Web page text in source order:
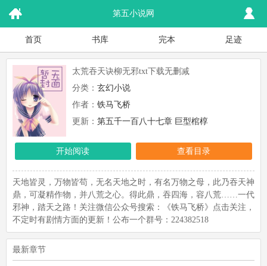
第五小说网
首页 书库 完本 足迹
太荒吞天诀柳无邪txt下载无删减
分类： 玄幻小说
作者： 铁马飞桥
更新： 第五千一百八十七章 巨型棺椁
开始阅读 查看目录
天地皆灵，万物皆苟，无名天地之时，有名万物之母，此乃吞天神
鼎，可凝精作物，并八荒之心。得此鼎，吞四海，容八荒……一代
邪神，踏天之路！关注微信公众号搜索：《铁马飞桥》点击关注，
不定时有剧情方面的更新！公布一个群号：224382518
最新章节